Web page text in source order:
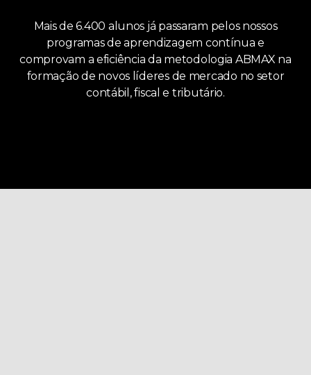
Mais de 6.400 alunos já passaram pelos nossos
programas de aprendizagem contínua e
comprovam a eficiência da metodologia ABMAX na
formação de novos líderes de mercado no setor
contábil, fiscal e tributário.